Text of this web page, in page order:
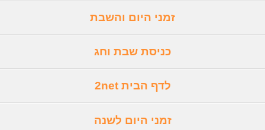
זמני היום והשבת
כניסת שבת וחג
לדף הבית 2net
זמני היום לשנה